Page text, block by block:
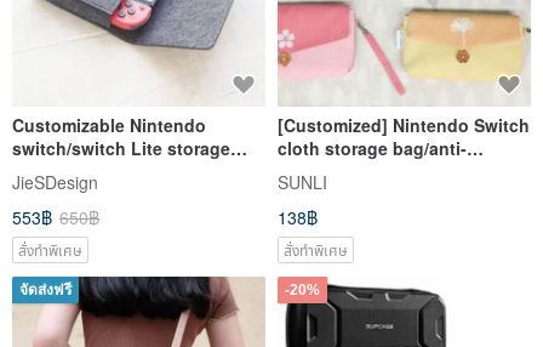
Customizable Nintendo
switch/switch Lite storage
bag protective bag 202
JieSDesign
553฿ 650฿
สั่งทำพิเศษ
[Customized] Nintendo Switch
cloth storage bag/anti-
collision bag/clutch bag/NS
bag
SUNLI
138฿
สั่งทำพิเศษ
จัดส่งฟรี -20%